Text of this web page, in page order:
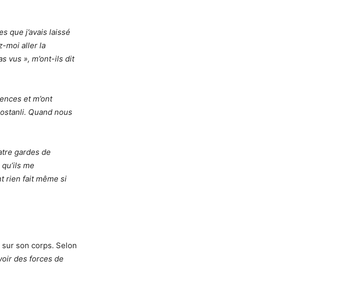
que j’avais laissé
moi aller la
vus », m’ont-ils dit
et m’ont
Quand nous
gardes de
me
rien fait même si
son corps. Selon
des forces de